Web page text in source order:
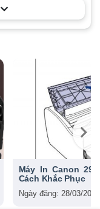
Máy In Canon
Cách Khắc Phục
Ngày đăng: 28/03/2025